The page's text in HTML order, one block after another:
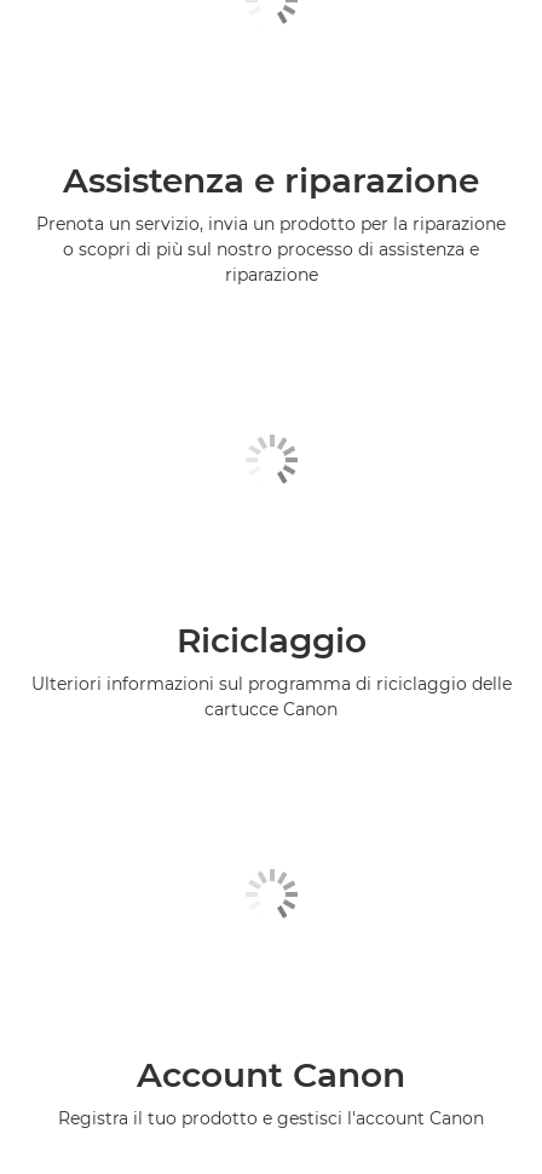
Assistenza e riparazione
Prenota un servizio, invia un prodotto per la riparazione
o scopri di più sul nostro processo di assistenza e
riparazione
Riciclaggio
Ulteriori informazioni sul programma di riciclaggio delle
cartucce Canon
Account Canon
Registra il tuo prodotto e gestisci l'account Canon